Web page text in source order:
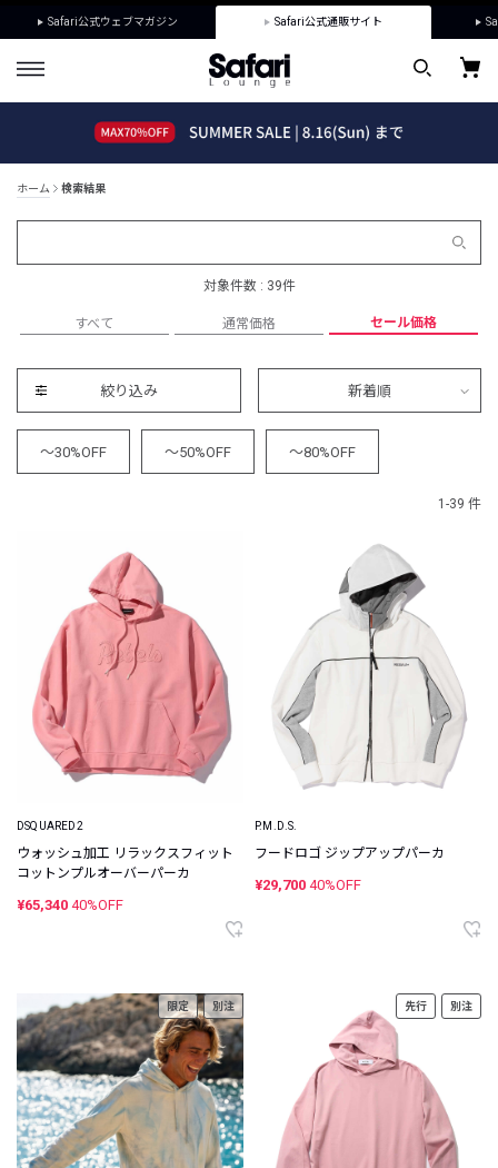
Safari公式ウェブマガジン Safari公式通販サイト
ホーム 検索結果
対象件数 : 39件
すべて 通常価格 セール価格
絞り込み 新着順
～30%OFF ～50%OFF ～80%OFF
1-39 件
DSQUARED2
ウォッシュ加工 リラックスフィット
コットンプルオーバーパーカ
¥65,340 40%OFF
P.M.D.S.
フードロゴ ジップアップパーカ
¥29,700 40%OFF
限定 別注 先行 別注